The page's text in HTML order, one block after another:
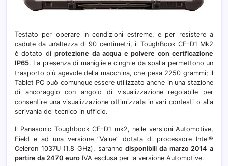
Testato per operare in condizioni estreme, e per resistere a
cadute da un’altezza di 90 centimetri, il ToughBook CF-D1 Mk2
è dotato diprotezione da acqua e polvere con certficazione
IP65. La presenza di maniglie e cinghie da spalla permettono un
trasporto più agevole della macchina, che pesa 2250 grammi; il
Tablet PC può comunque essere utilizzato anche in una stazione
di ancoraggio con angolo di visualizzazione regolabile per
consentire una visualizzazione ottimizzata in vari contesti o alla
scrivania del tecnico in ufficio.
Il Panasonic Toughbook CF-D1 mk2, nelle versioni Automotive,
Field e ad una versione “Value” dotata di processore Intel®
Celeron 1037U (1,8 GHz), sarannodisponibili da marzo 2014 a
partire da 2470 euro IVA esclusa per la versione Automotive.